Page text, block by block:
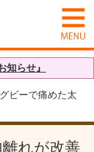
知らせ』
ビーで痛めた太
れが改善